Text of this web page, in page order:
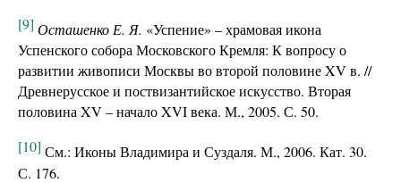
[9] Осташенко Е. Я. «Успение» – храмовая икона
Успенского собора Московского Кремля: К вопросу о
развитии живописи Москвы во второй половине XV в. //
Древнерусское и поствизантийское искусство. Вторая
половина XV – начало XVI века. М., 2005. С. 50.
[10] См.: Иконы Владимира и Суздаля. М., 2006. Кат. 30.
С. 176.